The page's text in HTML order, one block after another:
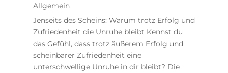
Allgemein
Jenseits des Scheins: Warum trotz Erfolg und
Zufriedenheit die Unruhe bleibt Kennst du
das Gefühl, dass trotz äußerem Erfolg und
scheinbarer Zufriedenheit eine
unterschwellige Unruhe in dir bleibt? Die